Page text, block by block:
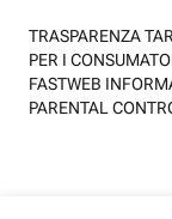
TRASPARENZA
PER I
FASTWEB
PARENTAL